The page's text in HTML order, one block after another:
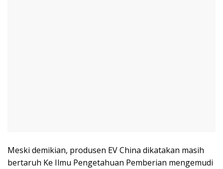
Meski demikian, produsen EV China dikatakan masih
bertaruh Ke Ilmu Pengetahuan Pemberian mengemudi